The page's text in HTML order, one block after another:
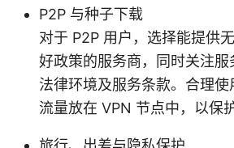
P2P 与种子下载
对于 P2P 用户，选择能提供
好政策的服务商，同时关注服
法律环境及服务条款。合理
流量放在 VPN 节点中，以保